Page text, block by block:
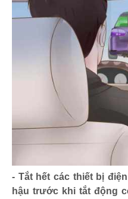
- Tắt hết các thiết bị
hậu trước khi tắt động